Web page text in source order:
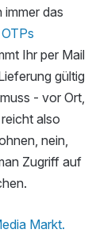
das
OTPs
Ihr per Mail
gültig
- vor Ort,
also
nein,
Zugriff auf
Markt.